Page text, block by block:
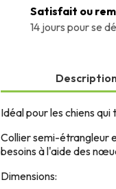
Satisfait ou
14 jours pour se
Idéal pour les chiens
Collier semi-étrangleur
besoins à l'aide des
Dimensions: